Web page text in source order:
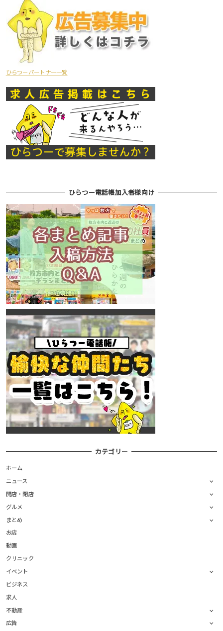
ひらつーパートナー一覧
ひらつー電話帳加入者様向け
カテゴリー
ホーム
ニュース
開店・閉店
グルメ
まとめ
お店
動画
クリニック
イベント
ビジネス
求人
不動産
広告